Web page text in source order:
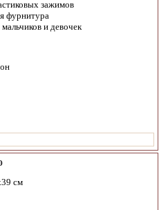
зажимов
фурнитура
и девочек
см